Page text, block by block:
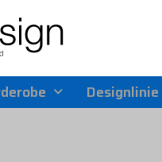
Designlinie